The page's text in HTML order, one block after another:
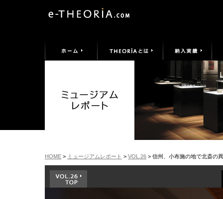
HOME > ミュージアムレポート > VOL.26 > 信州、小布施の地で北斎の